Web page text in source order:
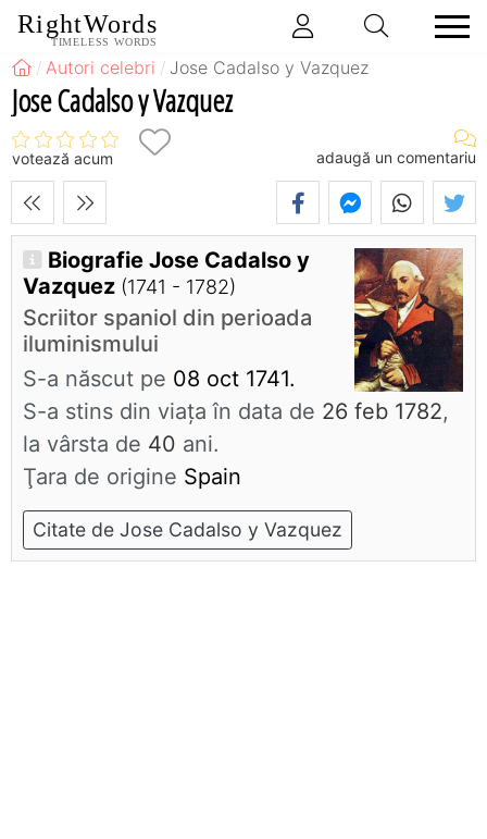
RightWords
TIMELESS WORDS
Autori celebri Jose Cadalso y Vazquez
Jose Cadalso y Vazquez
votează acum adaugă un comentariu
Biografie Jose Cadalso y
Vazquez (1741 - 1782)
Scriitor spaniol din perioada
iluminismului
S-a născut pe 08 oct 1741.
S-a stins din viaţa în data de 26 feb 1782,
la vârsta de 40 ani.
Ţara de origine Spain
Citate de Jose Cadalso y Vazquez